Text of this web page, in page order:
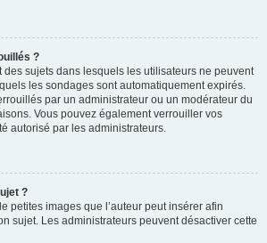
?
des sujets dans lesquels les utilisateurs ne peuvent
les sondages sont automatiquement expirés.
par un administrateur ou un modérateur du
Vous pouvez également verrouiller vos
autorisé par les administrateurs.
?
petites images que l’auteur peut insérer afin
sujet. Les administrateurs peuvent désactiver cette